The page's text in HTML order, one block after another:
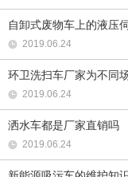
自卸式废物车上的液压
2019.06.24
环卫洗扫车厂家为不同
2019.06.24
洒水车都是厂家直销吗
2019.06.24